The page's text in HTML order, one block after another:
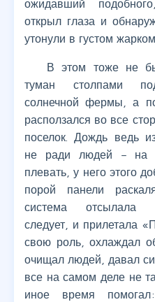
ожидавший
открыл глаза и
утонули в густом
В этом тоже не
туман столпами
солнечной фермы, а
расползался во все
поселок. Дождь ведь
не ради людей – на
плевать, у него этого
порой панели
система отсылала
следует, и прилетала
свою роль, охлаждал
очищал людей, давал
все на самом деле не
иное время